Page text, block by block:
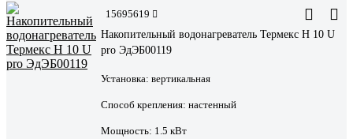
15695619
Накопительный водонагреватель Термекс H 10 U
pro ЭдЭБ00119
Установка: вертикальная
Способ крепления: настенный
Мощность: 1.5 кВт